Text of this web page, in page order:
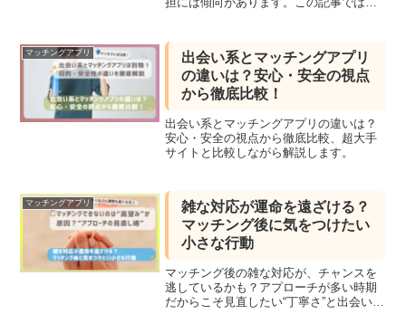
る5つの瞬間」とその対処法を、体験談ベ
ースでお届けします。
マッチングアプリ
出会い系とマッチングアプリ
の違いは？安心・安全の視点
から徹底比較！
出会い系とマッチングアプリの違いは？
安心・安全の視点から徹底比較、超大手
サイトと比較しながら解説します。
マッチングアプリ
雑な対応が運命を遠ざける？
マッチング後に気をつけたい
小さな行動
マッチング後の雑な対応が、チャンスを
逃しているかも？アプローチが多い時期
だからこそ見直したい“丁寧さ”と出会いの